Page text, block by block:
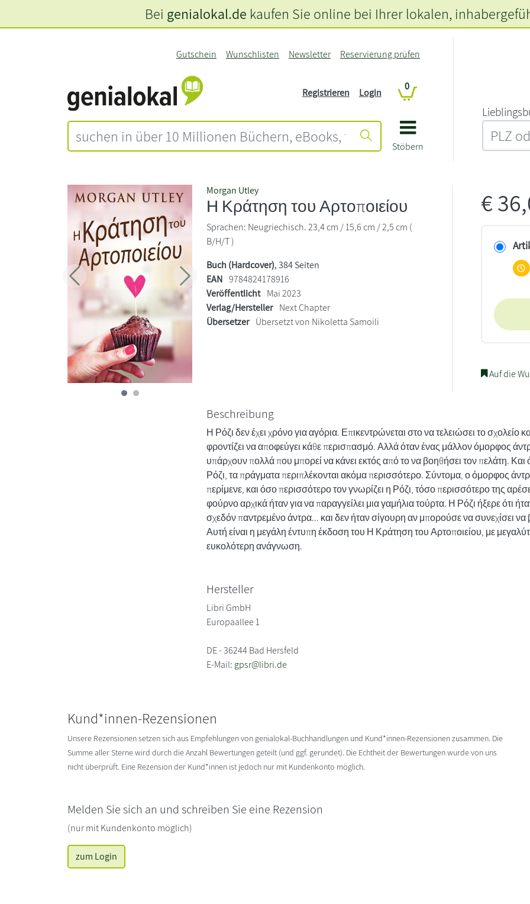
Stöbern
Gutschein Wunschlisten Newsletter Reservierung prüfen
Registrieren Login
0
Bei genialokal.de kaufen Sie online bei Ihrer lokalen,
Zurück Weiter
Morgan Utley
Η Κράτηση του Αρτοποιείου
Sprachen: Neugriechisch. 23,4 cm / 15,6 cm / 2,5 cm (
B/H/T )
Buch (Hardcover), 384 Seiten
EAN 9784824178916
Veröffentlicht Mai 2023
Verlag/Hersteller Next Chapter
Übersetzer Übersetzt von Nikoletta Samoili
€
Auf die
Beschreibung
Η Ρόζι δεν έχει χρόνο για αγόρια. Επικεντρώνεται στο να τελειώσει το σχολείο
φροντίζει να αποφεύγει κάθε περισπασμό. Αλλά όταν ένας μάλλον όμορφος
υπάρχουν πολλά που μπορεί να κάνει εκτός από το να βοηθήσει τον πελάτη. Και
Ρόζι, τα πράγματα περιπλέκονται ακόμα περισσότερο. Σύντομα, ο όμορφος
περίμενε, και όσο περισσότερο τον γνωρίζει η Ρόζι, τόσο περισσότερο της
φούρνο αρχικά ήταν για να παραγγείλει μια γαμήλια τούρτα. Η Ρόζι ήξερε ότι
σχεδόν παντρεμένο άντρα... και δεν ήταν σίγουρη αν μπορούσε να συνεχίσει
Αυτή είναι η μεγάλη έντυπη έκδοση του Η Κράτηση του Αρτοποιείου, με
ευκολότερη ανάγνωση.
Hersteller
Libri GmbH
Europaallee 1
DE - 36244 Bad Hersfeld
E-Mail: gpsr@libri.de
Kund*innen-Rezensionen
Unsere Rezensionen setzen sich aus Empfehlungen von genialokal-Buchhandlungen und Kund*innen-Rezensionen zusammen. Die
Summe aller Sterne wird durch die Anzahl Bewertungen geteilt (und ggf. gerundet). Die Echtheit der Bewertungen wurde von uns
nicht überprüft. Eine Rezension der Kund*innen ist jedoch nur mit Kundenkonto möglich.
Melden Sie sich an und schreiben Sie eine Rezension
(nur mit Kundenkonto möglich)
zum Login